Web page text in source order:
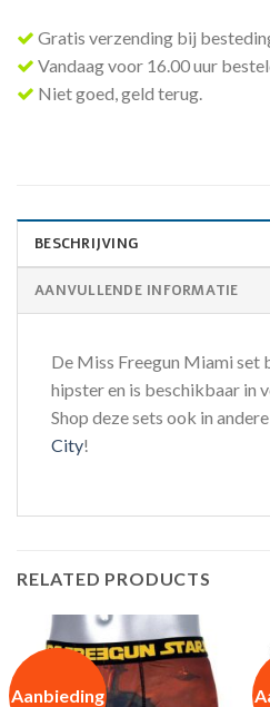
Gratis verzending bij
Vandaag voor 16.00 uur
Niet goed, geld terug.
BESCHRIJVING
AANVULLENDE INFORMATIE
De Miss Freegun Miami set
hipster en is beschikbaar in
Shop deze sets ook in
City!
RELATED PRODUCTS
Aanbieding